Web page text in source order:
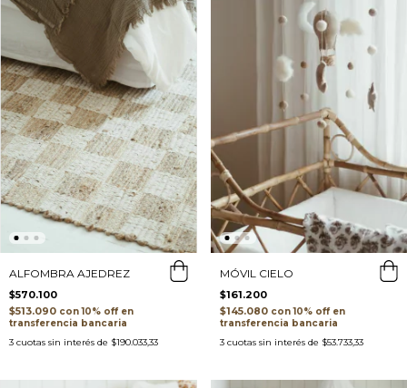
ALFOMBRA AJEDREZ
$570.100
$513.090 con
transferencia bancaria
3 cuotas sin interés de $190.033,33
MÓVIL CIELO
$161.200
$145.080 con
transferencia bancaria
3 cuotas sin interés de $53.733,33